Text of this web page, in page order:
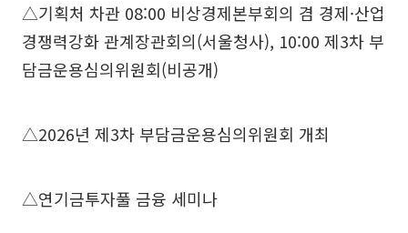
△기획처 차관 08:00 비상경제본부회의 겸 경제·산업
경쟁력강화 관계장관회의(서울청사), 10:00 제3차 부
담금운용심의위원회(비공개)
△2026년 제3차 부담금운용심의위원회 개최
△연기금투자풀 금융 세미나